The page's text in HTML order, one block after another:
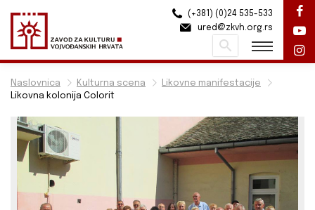
Naslovnica Kulturna scena
Likovne manifestacije
Likovna kolonija Colorit
(+381) (0)24 535-533
ured@zkvh.org.rs
Pretraži